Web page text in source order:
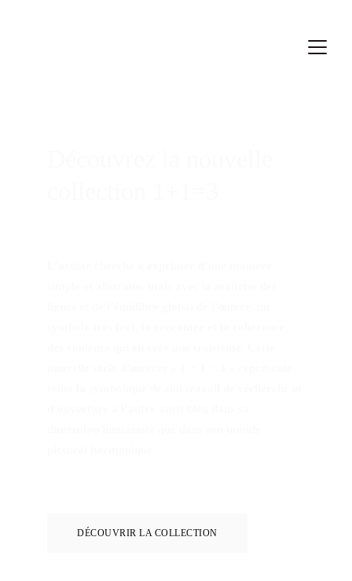
DÉCOUVRIR LA COLLECTION